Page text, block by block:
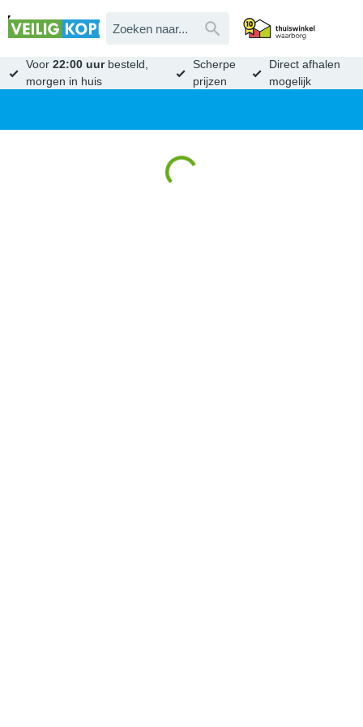
Voor22:00 uurbesteld,
morgen in huis
Scherpe
prijzen
Direct afhalen
mogelijk